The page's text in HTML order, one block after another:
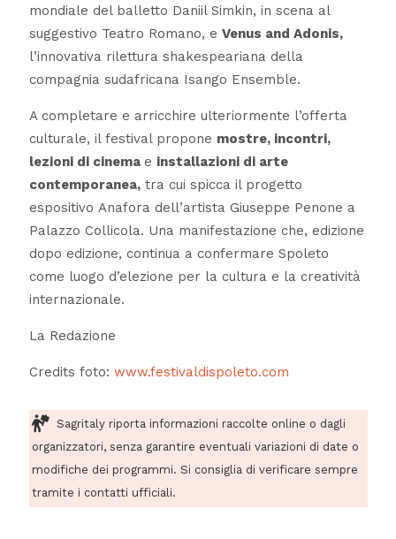
mondiale del balletto Daniil Simkin, in scena al
suggestivo Teatro Romano, e Venus and Adonis,
l’innovativa rilettura shakespeariana della
compagnia sudafricana Isango Ensemble.
A completare e arricchire ulteriormente l’offerta
culturale, il festival propone mostre, incontri,
lezioni di cinema e installazioni di arte
contemporanea,tra cui spicca il progetto
espositivo Anafora dell’artista Giuseppe Penone a
Palazzo Collicola. Una manifestazione che, edizione
dopo edizione, continua a confermare Spoleto
come luogo d’elezione per la cultura e la creatività
internazionale.
La Redazione
Credits foto: www.festivaldispoleto.com
Sagritaly riporta informazioni raccolte online o dagli
organizzatori, senza garantire eventuali variazioni di date o
modifiche dei programmi. Si consiglia di verificare sempre
tramite i contatti ufficiali.